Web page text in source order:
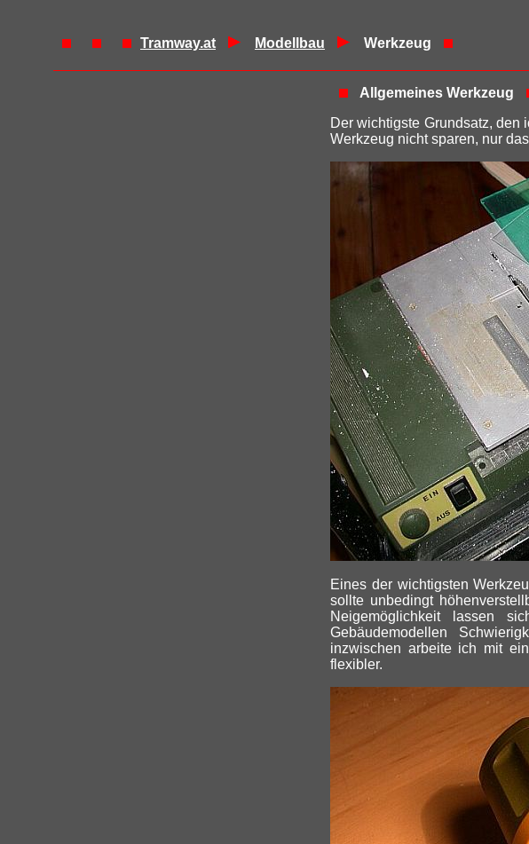
Tramway.at Modellbau Werkzeug
Allgemeines Werkzeug
Der wichtigste Grundsatz,
Werkzeug nicht sparen, nur
Eines der wichtigsten
sollte unbedingt
Neigemöglichkeit lassen
Gebäudemodellen
inzwischen arbeite ich mit
flexibler.